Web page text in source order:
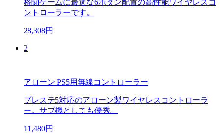
格闘ゲームに最適な6ボタン配置の高性能ワイヤレスコ
ントローラーです。
28,308円
2
アローン PS5用無線コントローラー
プレステ5対応のアローン製ワイヤレスコントローラ
ー。サブ機としても優秀。
11,480円